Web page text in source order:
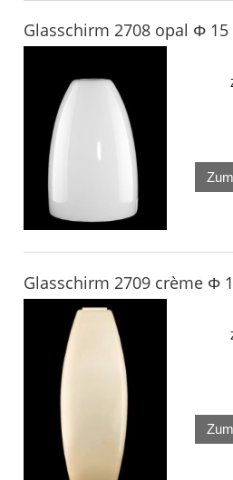
Glasschirm 2708 opal Φ 15
Glasschirm 2709 crème Φ